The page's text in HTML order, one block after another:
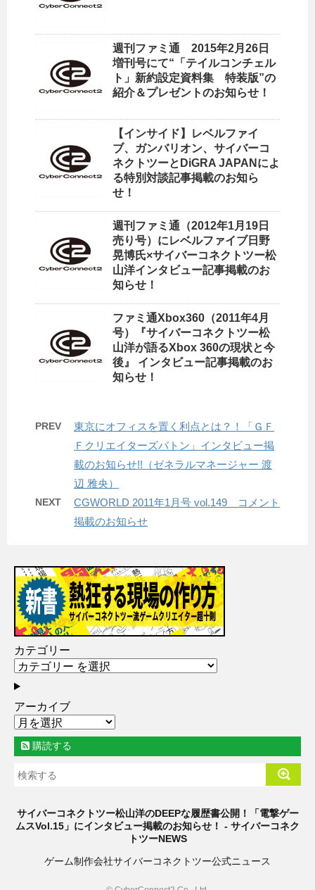
週刊ファミ通 2015年2月26日
増刊号にて“「テイルコンチェル
ト」新約設定資料集 特装版”の
紹介＆プレゼントのお知らせ！
【インサイド】レベルファイ
ブ、ガンバリオン、サイバーコ
ネクトツーとDiGRA JAPANによ
る特別対談記事掲載のお知ら
せ！
週刊ファミ通（2012年1月19日
売り号）にレベルファイブ日野
晃博氏×サイバーコネクトツー松
山洋インタビュー記事掲載のお
知らせ！
ファミ通Xbox360（2011年4月
号）『サイバーコネクトツー松
山洋が語るXbox 360の現状と今
後』 インタビュー記事掲載のお
知らせ！
PREV
東京にオフィスを置く利点とは？！「ＧＦ
Ｆクリエイターズバトン」インタビュー掲
載のお知らせ!!（ゼネラルマネージャー 渡
辺 雅央）
NEXT
CGWORLD 2011年1月号 vol.149 コメント
掲載のお知らせ
カテゴリー
アーカイブ
購読する
サイバーコネクトツー松山洋のDEEPな履歴書公開！「電撃ゲー
ムスVol.15」にインタビュー掲載のお知らせ！ - サイバーコネク
トツーNEWS
ゲーム制作会社サイバーコネクトツー公式ニュース